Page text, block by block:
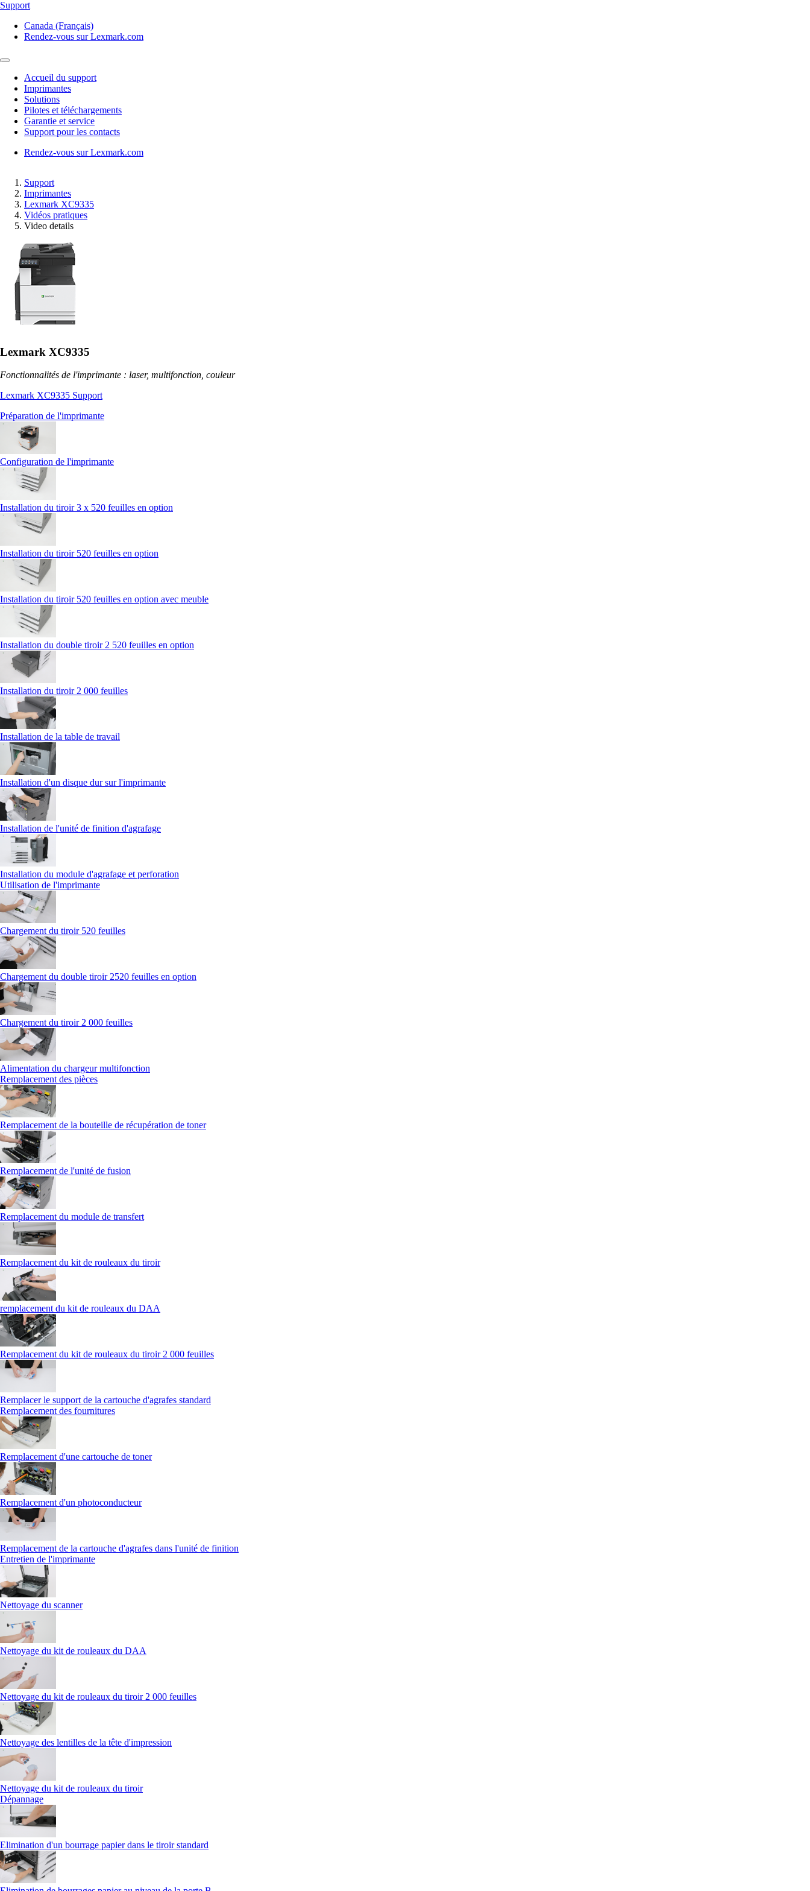
Support
Canada (Français)
Rendez-vous sur Lexmark.com
Accueil du support
Imprimantes
Solutions
Pilotes et téléchargements
Garantie et service
Support pour les contacts
Rendez-vous sur Lexmark.com
Support
Imprimantes
Lexmark XC9335
Vidéos pratiques
Video details
Lexmark XC9335
Fonctionnalités de l'imprimante : laser, multifonction, couleur
Lexmark XC9335 Support
Préparation de l'imprimante
Configuration de l'imprimante
Installation du tiroir 3 x 520 feuilles en option
Installation du tiroir 520 feuilles en option
Installation du tiroir 520 feuilles en option avec meuble
Installation du double tiroir 2 520 feuilles en option
Installation du tiroir 2 000 feuilles
Installation de la table de travail
Installation d'un disque dur sur l'imprimante
Installation de l'unité de finition d'agrafage
Installation du module d'agrafage et perforation
Utilisation de l'imprimante
Chargement du tiroir 520 feuilles
Chargement du double tiroir 2520 feuilles en option
Chargement du tiroir 2 000 feuilles
Alimentation du chargeur multifonction
Remplacement des pièces
Remplacement de la bouteille de récupération de toner
Remplacement de l'unité de fusion
Remplacement du module de transfert
Remplacement du kit de rouleaux du tiroir
remplacement du kit de rouleaux du DAA
Remplacement du kit de rouleaux du tiroir 2 000 feuilles
Remplacer le support de la cartouche d'agrafes standard
Remplacement des fournitures
Remplacement d'une cartouche de toner
Remplacement d'un photoconducteur
Remplacement de la cartouche d'agrafes dans l'unité de finition
Entretien de l'imprimante
Nettoyage du scanner
Nettoyage du kit de rouleaux du DAA
Nettoyage du kit de rouleaux du tiroir 2 000 feuilles
Nettoyage des lentilles de la tête d'impression
Nettoyage du kit de rouleaux du tiroir
Dépannage
Elimination d'un bourrage papier dans le tiroir standard